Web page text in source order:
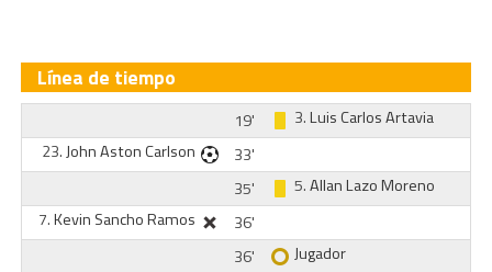
Línea de tiempo
19' 3.Luis Carlos Artavia
23.John Aston Carlson
33'
35'
5.Allan Lazo Moreno
7.Kevin Sancho Ramos
36'
36'
Jugador